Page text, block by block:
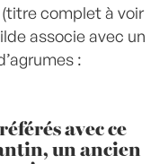
complet à voir
associe avec un
:
avec ce
un ancien